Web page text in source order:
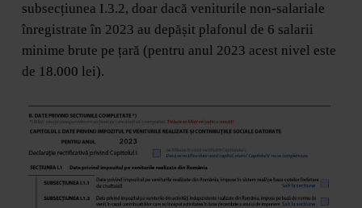
subsecțiunea I.3.2, doar dacă veniturile non-salariale
înregistrate în 2023 au depășit plafonul de 6 salarii
minime brute pe țară (pentru anul 2023 acest nivel este
de 18.000 lei).